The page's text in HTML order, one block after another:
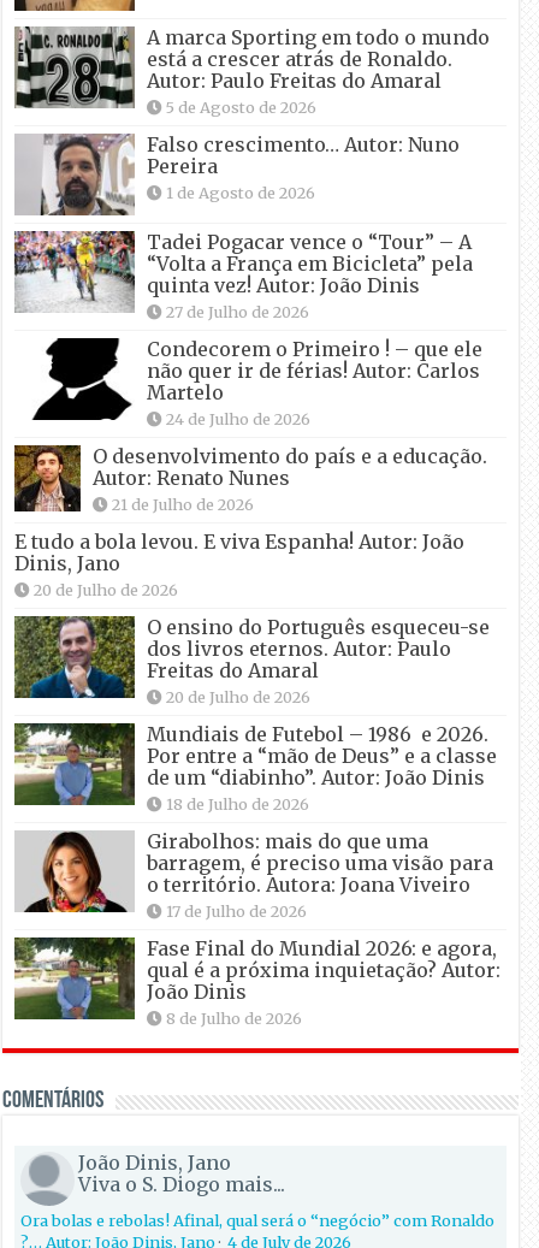
A marca Sporting em todo o mundo
está a crescer atrás de Ronaldo.
Autor: Paulo Freitas do Amaral
5 de Agosto de 2026
Falso crescimento… Autor: Nuno
Pereira
1 de Agosto de 2026
Tadei Pogacar vence o “Tour” – A
“Volta a França em Bicicleta” pela
quinta vez! Autor: João Dinis
27 de Julho de 2026
Condecorem o Primeiro ! – que ele
não quer ir de férias! Autor: Carlos
Martelo
24 de Julho de 2026
O desenvolvimento do país e a educação.
Autor: Renato Nunes
21 de Julho de 2026
E tudo a bola levou. E viva Espanha! Autor: João
Dinis, Jano
20 de Julho de 2026
O ensino do Português esqueceu-se
dos livros eternos. Autor: Paulo
Freitas do Amaral
20 de Julho de 2026
Mundiais de Futebol – 1986 e 2026.
Por entre a “mão de Deus” e a classe
de um “diabinho”. Autor: João Dinis
18 de Julho de 2026
Girabolhos: mais do que uma
barragem, é preciso uma visão para
o território. Autora: Joana Viveiro
17 de Julho de 2026
Fase Final do Mundial 2026: e agora,
qual é a próxima inquietação? Autor:
João Dinis
8 de Julho de 2026
Comentários
João Dinis, Jano
Viva o S. Diogo mais...
Ora bolas e rebolas! Afinal, qual será o “negócio” com Ronaldo
?… Autor: João Dinis, Jano·4 de July de 2026